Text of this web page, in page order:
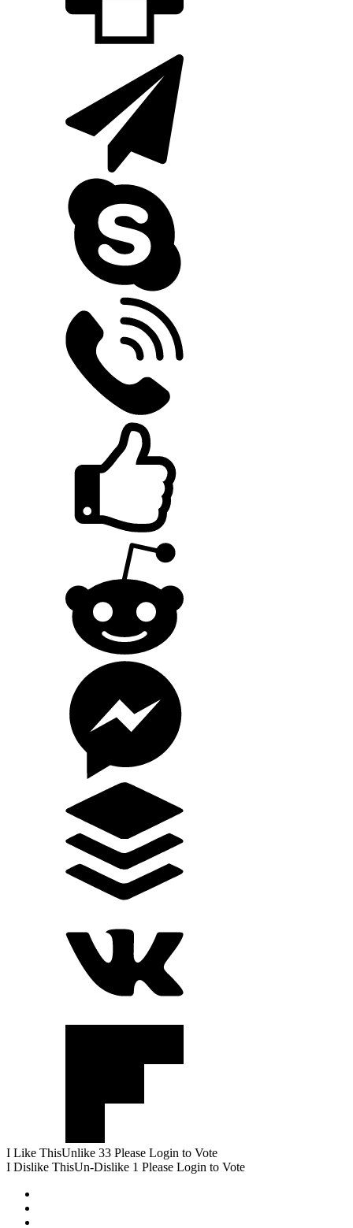
I Like ThisUnlike 33 Please Login to Vote
I Dislike ThisUn-Dislike 1 Please Login to Vote